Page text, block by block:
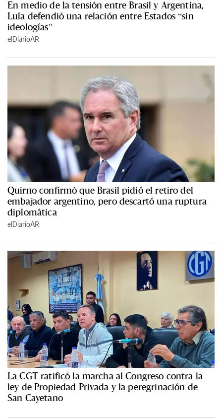
En medio de la tensión entre Brasil y Argentina,
Lula defendió una relación entre Estados “sin
ideologías”
elDiarioAR
Quirno confirmó que Brasil pidió el retiro del
embajador argentino, pero descartó una ruptura
diplomática
elDiarioAR
La CGT ratificó la marcha al Congreso contra la
ley de Propiedad Privada y la peregrinación de
San Cayetano